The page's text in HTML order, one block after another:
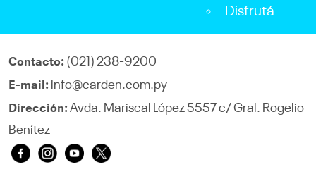
Disfrutá
Contacto: (021) 238-9200
E-mail: info@carden.com.py
Dirección: Avda. Mariscal López 5557 c/ Gral. Rogelio
Benítez